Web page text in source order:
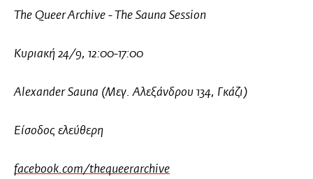
The Queer Archive - The Sauna Session
Κυριακή 24/9, 12:00-17:00
Alexander Sauna (Μεγ. Αλεξάνδρου 134, Γκάζι)
Είσοδος ελεύθερη
facebook.com/thequeerarchive